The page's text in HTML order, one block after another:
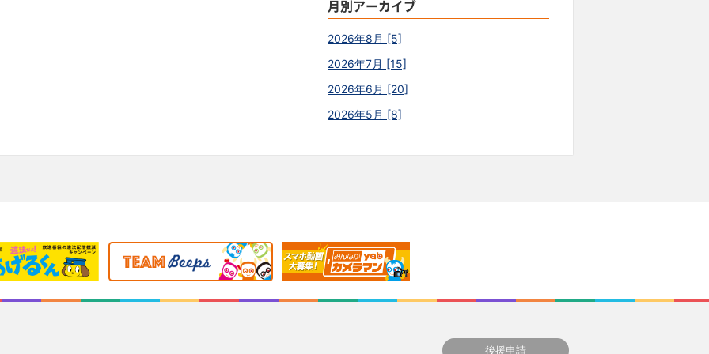
月別アーカイブ
2026年8月 [5]
2026年7月 [15]
2026年6月 [20]
2026年5月 [8]
後援申請